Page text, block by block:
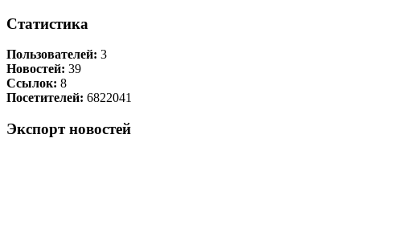
Статистика
Пользователей: 3
Новостей: 39
Ссылок: 8
Посетителей: 6822041
Экспорт новостей